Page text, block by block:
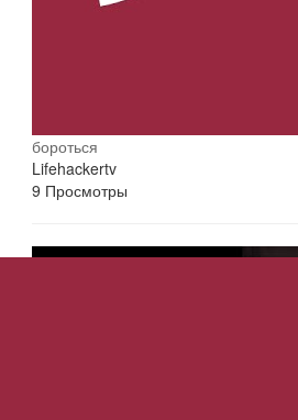
бороться
Lifehackertv
9 Просмотры